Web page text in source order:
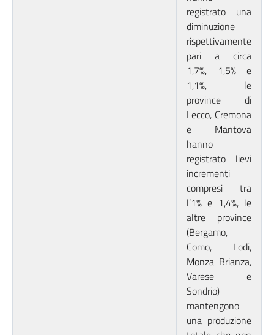
registrato una
diminuzione
rispettivamente
pari a circa
1,7%, 1,5% e
1,1%, le
province di
Lecco, Cremona
e Mantova
hanno
registrato lievi
incrementi
compresi tra
l’1% e 1,4%, le
altre province
(Bergamo,
Como, Lodi,
Monza Brianza,
Varese e
Sondrio)
mantengono
una produzione